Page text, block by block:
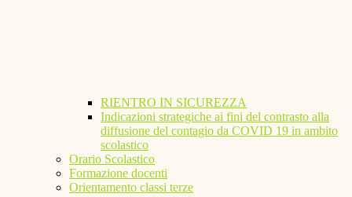
RIENTRO IN SICUREZZA
Indicazioni strategiche ai fini del contrasto alla
diffusione del contagio da COVID 19 in ambito
scolastico
Orario Scolastico
Formazione docenti
Orientamento classi terze